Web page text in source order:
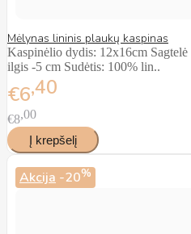
Mėlynas lininis plaukų kaspinas
Kaspinėlio dydis: 12x16cm
ilgis -5 cm Sudėtis: 100% lin..
€640
€8 00
Akcija -20%